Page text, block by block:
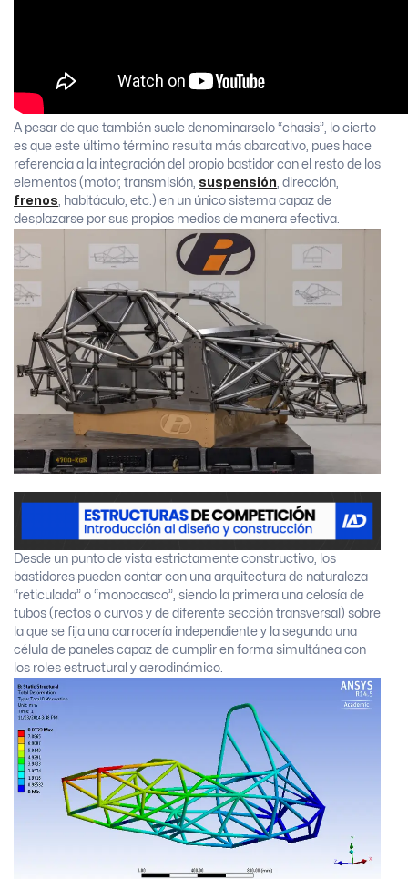
A pesar de que también suele denominarselo “chasis”, lo cierto
es que este último término resulta más abarcativo, pues hace
referencia a la integración del propio bastidor con el resto de los
elementos (motor, transmisión, suspensión , dirección,
frenos , habitáculo, etc.) en un único sistema capaz de
desplazarse por sus propios medios de manera efectiva.
Desde un punto de vista estrictamente constructivo, los
bastidores pueden contar con una arquitectura de naturaleza
“reticulada” o “monocasco”, siendo la primera una celosía de
tubos (rectos o curvos y de diferente sección transversal) sobre
la que se fija una carrocería independiente y la segunda una
célula de paneles capaz de cumplir en forma simultánea con
los roles estructural y aerodinámico.